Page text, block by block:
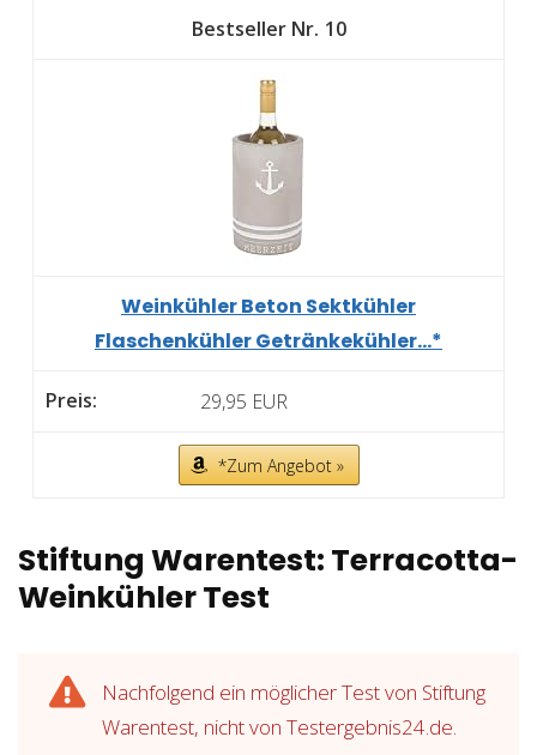
10
Weinkühler Beton Sektkühler
Flaschenkühler Getränkekühler...*
29,95 EUR
*Zum Angebot »
Stiftung Warentest: Terracotta-
Weinkühler Test
Nachfolgend ein möglicher Test von Stiftung
Warentest, nicht von Testergebnis24.de.